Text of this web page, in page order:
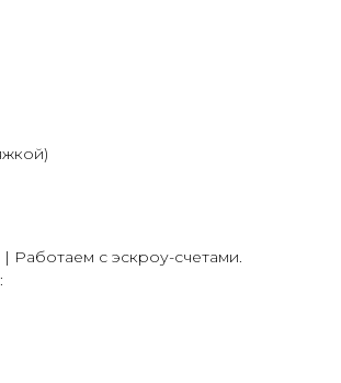
Работаем с эскроу-счетами.